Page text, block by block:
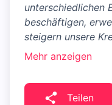
unterschiedlichen
beschäftigen,
steigern unsere
Mehr anzeigen
Teilen